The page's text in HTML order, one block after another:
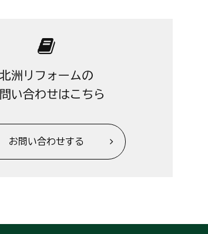
北洲リフォームの
い合わせはこちら
お問い合わせする